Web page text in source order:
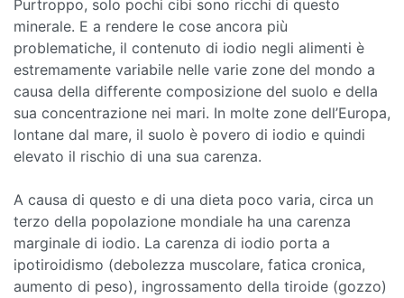
Purtroppo, solo pochi cibi sono ricchi di questo
minerale. E a rendere le cose ancora più
problematiche, il contenuto di iodio negli alimenti è
estremamente variabile nelle varie zone del mondo a
causa della differente composizione del suolo e della
sua concentrazione nei mari. In molte zone dell’Europa,
lontane dal mare, il suolo è povero di iodio e quindi
elevato il rischio di una sua carenza.
A causa di questo e di una dieta poco varia, circa un
terzo della popolazione mondiale ha una carenza
marginale di iodio. La carenza di iodio porta a
ipotiroidismo (debolezza muscolare, fatica cronica,
aumento di peso), ingrossamento della tiroide (gozzo)